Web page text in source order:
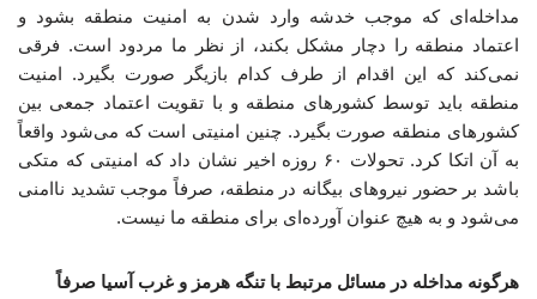
مداخله‌ای که موجب خدشه وارد شدن به امنیت منطقه بشود و
اعتماد منطقه را دچار مشکل بکند، از نظر ما مردود است. فرقی
نمی‌کند که این اقدام از طرف کدام بازیگر صورت بگیرد. امنیت
منطقه باید توسط کشورهای منطقه و با تقویت اعتماد جمعی بین
کشورهای منطقه صورت بگیرد. چنین امنیتی است که می‌شود واقعاً
به آن اتکا کرد. تحولات ۶۰ روزه اخیر نشان داد که امنیتی که متکی
باشد بر حضور نیروهای بیگانه در منطقه، صرفاً موجب تشدید ناامنی
می‌شود و به هیچ عنوان آورده‌ای برای منطقه ما نیست.
هرگونه مداخله‌ در مسائل مرتبط با تنگه هرمز و غرب آسیا صرفاً